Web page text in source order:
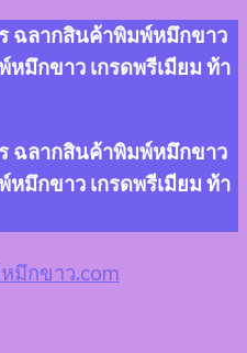
ฉลากสินค้าพิมพ์หมึกขาว
มึกขาว เกรดพรีเมียม ท้า
ฉลากสินค้าพิมพ์หมึกขาว
มึกขาว เกรดพรีเมียม ท้า